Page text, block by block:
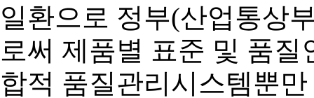
일환으로 정부(산업통상
로써 제품별 표준 및 품
합적 품질관리시스템뿐